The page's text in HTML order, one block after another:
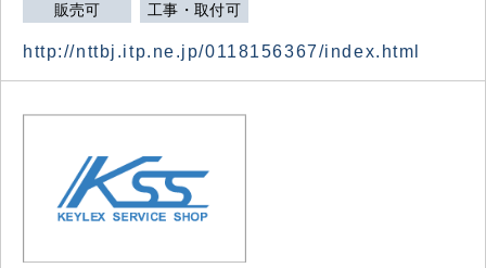
販売可 工事・取付可
http://nttbj.itp.ne.jp/0118156367/index.html